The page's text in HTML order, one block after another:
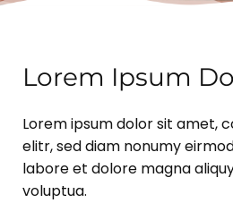
Lorem Ipsum
Lorem ipsum dolor sit amet,
elitr, sed diam nonumy
labore et dolore magna
voluptua.